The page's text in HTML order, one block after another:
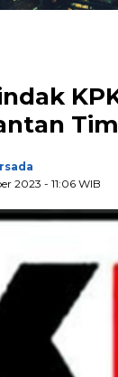
2023 - 11:06 WIB